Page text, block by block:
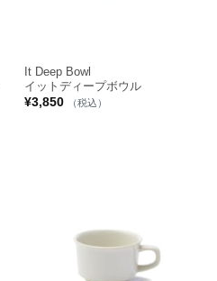
It Deep Bowl
イットディープボウル
¥3,850 （税込）